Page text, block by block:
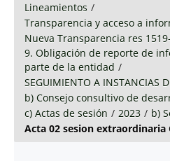
Lineamientos /
Transparencia y acceso a
Nueva Transparencia res
9. Obligación de reporte de
parte de la entidad /
SEGUIMIENTO A INSTANCIAS
b) Consejo consultivo de
c) Actas de sesión / 2023 / b)
Acta 02 sesion extraordinaria